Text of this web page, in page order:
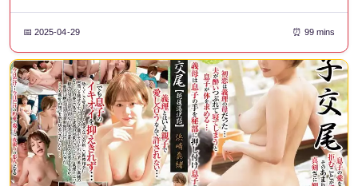
📅 2025-04-29 ⏰ 99 mins